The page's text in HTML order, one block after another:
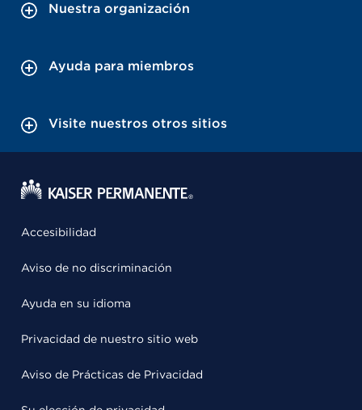
Nuestra organización
Ayuda para miembros
Visite nuestros otros sitios
Accesibilidad
Aviso de no discriminación
Ayuda en su idioma
Privacidad de nuestro sitio web
Aviso de Prácticas de Privacidad